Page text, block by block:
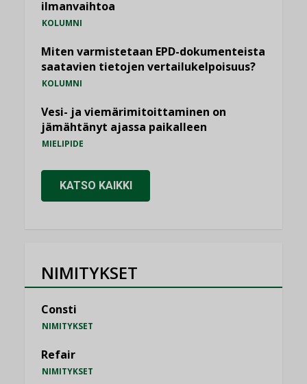
ilmanvaihtoa
KOLUMNI
Miten varmistetaan EPD-dokumenteista
saatavien tietojen vertailukelpoisuus?
KOLUMNI
Vesi- ja viemärimitoittaminen on
jämähtänyt ajassa paikalleen
MIELIPIDE
KATSO KAIKKI
NIMITYKSET
Consti
NIMITYKSET
Refair
NIMITYKSET